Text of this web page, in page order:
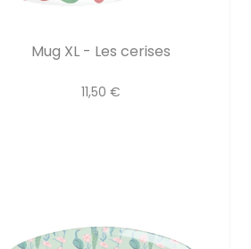
Mug XL - Les cerises
11,50 €